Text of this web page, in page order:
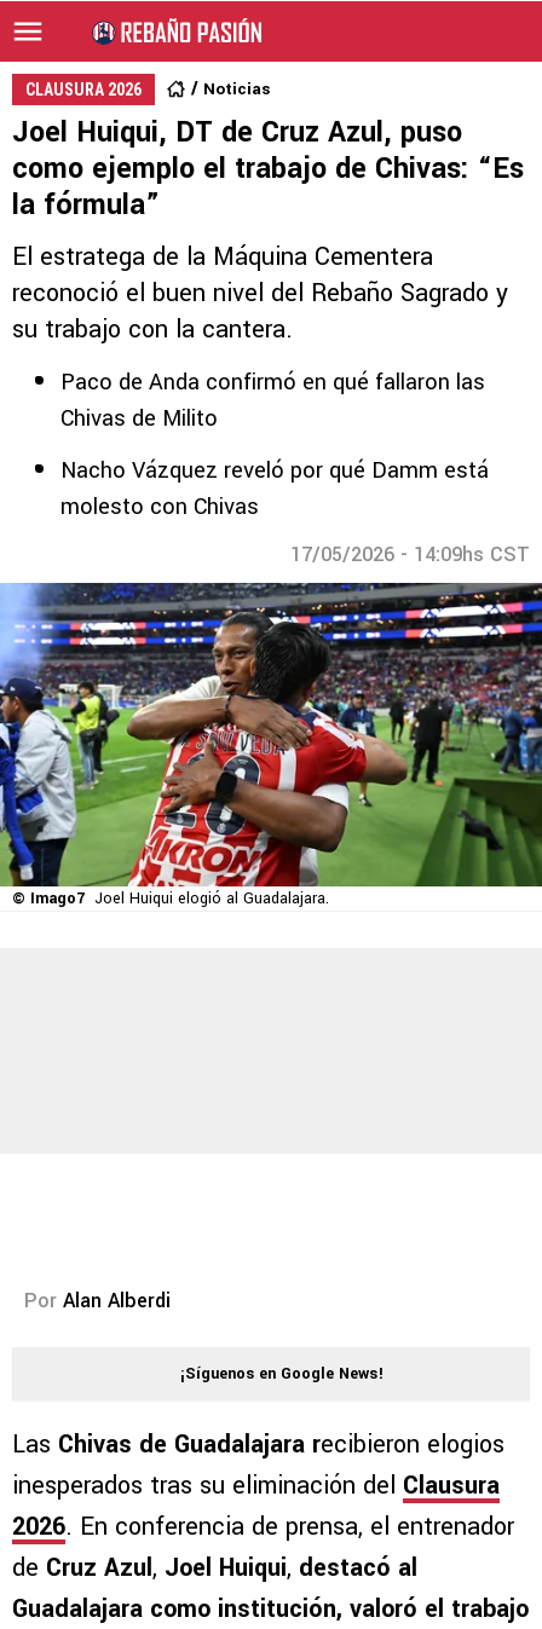
CLAUSURA 2026 Noticias
Joel Huiqui, DT de Cruz Azul, puso
como ejemplo el trabajo de Chivas: “Es
la fórmula”
El estratega de la Máquina Cementera
reconoció el buen nivel del Rebaño Sagrado y
su trabajo con la cantera.
Paco de Anda confirmó en qué fallaron las
Chivas de Milito
Nacho Vázquez reveló por qué Damm está
molesto con Chivas
17/05/2026 - 14:09hs CST
© Imago7 Joel Huiqui elogió al Guadalajara.
Por Alan Alberdi
¡Síguenos en Google News!
Las Chivas de Guadalajara recibieron elogios
inesperados tras su eliminación del Clausura
2026. En conferencia de prensa, el entrenador
de Cruz Azul, Joel Huiqui, destacó al
Guadalajara como institución, valoró el trabajo